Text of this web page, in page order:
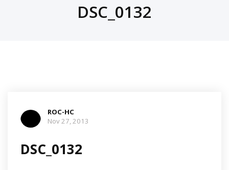
DSC_0132
ROC-HC
Nov 27, 2013
DSC_0132